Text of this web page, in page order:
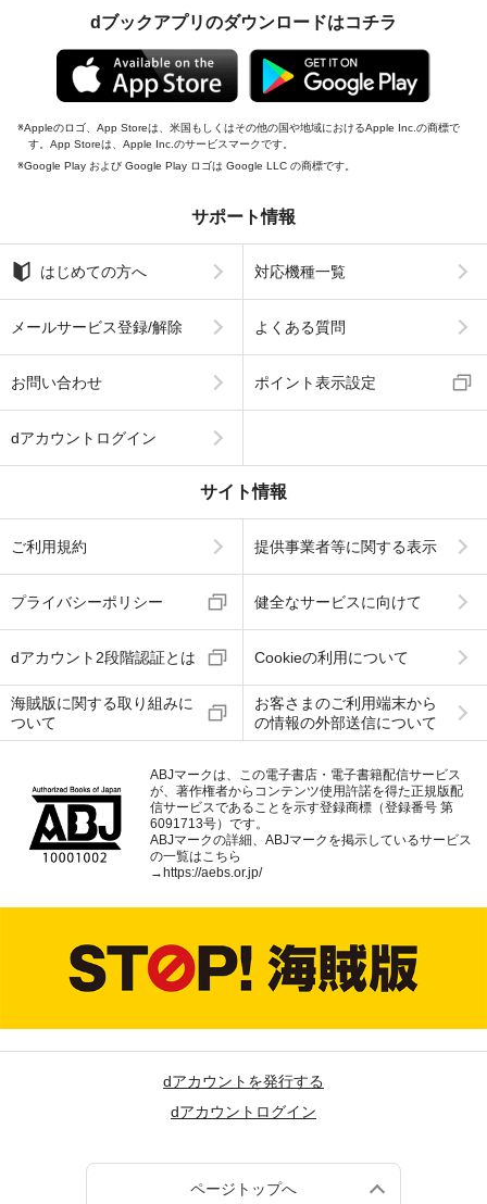
dブックアプリのダウンロードはコチラ
Appleのロゴ、App Storeは、米国もしくはその他の国や地域におけるApple Inc.の商標で
す。App Storeは、Apple Inc.のサービスマークです。
Google Play および Google Play ロゴは Google LLC の商標です。
サポート情報
はじめての方へ 対応機種一覧
メールサービス登録/解除 よくある質問
お問い合わせ ポイント表示設定
dアカウントログイン
サイト情報
ご利用規約 提供事業者等に関する表示
プライバシーポリシー 健全なサービスに向けて
dアカウント2段階認証とは Cookieの利用について
海賊版に関する取り組みに
ついて
お客さまのご利用端末から
の情報の外部送信について
ABJマークは、この電子書店・電子書籍配信サービス
が、著作権者からコンテンツ使用許諾を得た正規版配
信サービスであることを示す登録商標（登録番号 第
6091713号）です。
ABJマークの詳細、ABJマークを掲示しているサービス
の一覧はこちら
→ https://aebs.or.jp/
dアカウントを発行する
dアカウントログイン
ページトップへ